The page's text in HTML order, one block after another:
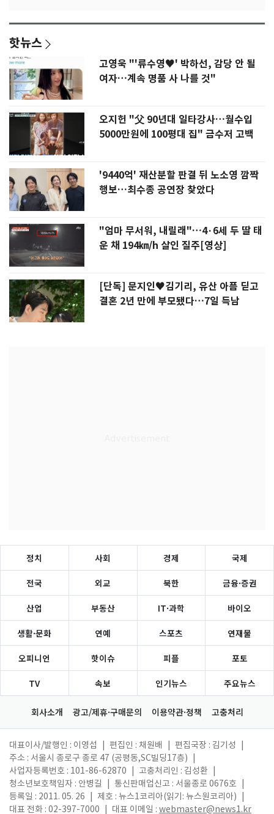
핫뉴스
고영욱 "'류수영♥' 박하선, 감당 안 될
여자…계속 명품 사 나를 것"
오지헌 "父 90년대 일타강사…월수입
5000만원에 100평대 집" 금수저 고백
'9440억' 재산분할 판결 뒤 노소영 깜짝
행보…최수종 공연장 찾았다
"엄마 무서워, 내릴래"…4·6세 두 딸 태
운 채 194㎞/h 살인 질주[영상]
[단독] 문지인♥김기리, 유산 아픔 딛고
결혼 2년 만에 부모됐다…7일 득남
정치 사회 경제 국제
전국 외교 북한 금융·증권
산업 부동산 IT·과학 바이오
생활·문화 연예 스포츠 연재물
오피니언 핫이슈 피플 포토
TV 속보 인기뉴스 주요뉴스
회사소개 광고/제휴·구매문의 이용약관·정책 고충처리
대표이사/발행인 : 이영섭 편집인 : 채원배 편집국장 : 김기성
주소 : 서울시 종로구 종로 47 (공평동,SC빌딩17층)
사업자등록번호 : 101-86-62870
고충처리인 : 김성환
청소년보호책임자 : 안병길
통신판매업신고 : 서울종로 0676호
등록일 : 2011. 05. 26
제호 : 뉴스1코리아(읽기: 뉴스원코리아)
대표 전화 : 02-397-7000
대표 이메일 : webmaster@news1.kr